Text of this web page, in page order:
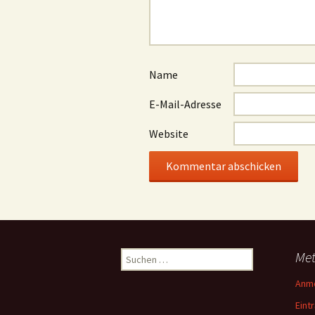
Name
E-Mail-Adresse
Website
Suchen
nach: